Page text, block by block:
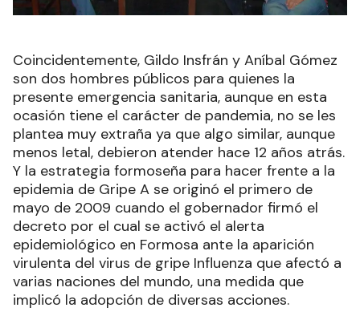
Coincidentemente, Gildo Insfrán y Aníbal Gómez
son dos hombres públicos para quienes la
presente emergencia sanitaria, aunque en esta
ocasión tiene el carácter de pandemia, no se les
plantea muy extraña ya que algo similar, aunque
menos letal, debieron atender hace 12 años atrás.
Y la estrategia formoseña para hacer frente a la
epidemia de Gripe A se originó el primero de
mayo de 2009 cuando el gobernador firmó el
decreto por el cual se activó el alerta
epidemiológico en Formosa ante la aparición
virulenta del virus de gripe Influenza que afectó a
varias naciones del mundo, una medida que
implicó la adopción de diversas acciones.